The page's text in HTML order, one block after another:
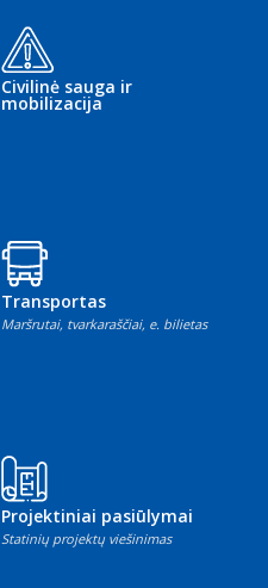
Civilinė sauga ir
mobilizacija
Transportas
Maršrutai, tvarkaraščiai, e. bilietas
Projektiniai pasiūlymai
Statinių projektų viešinimas